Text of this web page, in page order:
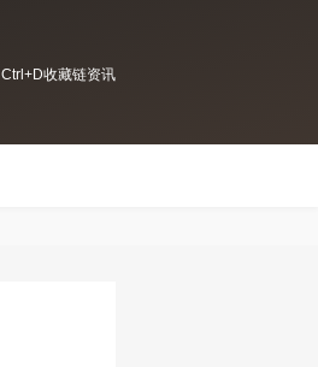
Ctrl+D收藏链资讯